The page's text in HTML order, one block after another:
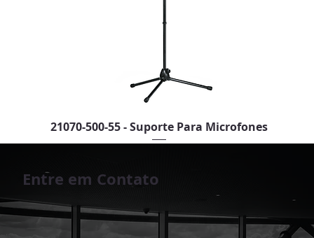
21070-500-55 - Suporte Para Microfones
Entre em Contato